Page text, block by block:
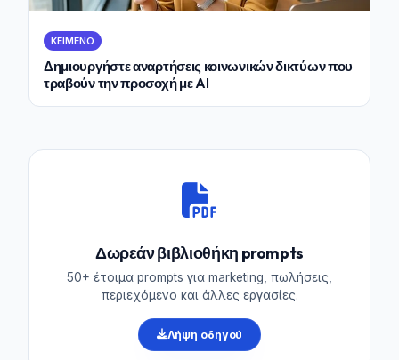
ΚΕΊΜΕΝΟ
Δημιουργήστε αναρτήσεις κοινωνικών δικτύων που
τραβούν την προσοχή με AI
Δωρεάν βιβλιοθήκη prompts
50+ έτοιμα prompts για marketing, πωλήσεις,
περιεχόμενο και άλλες εργασίες.
Λήψη οδηγού